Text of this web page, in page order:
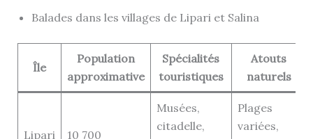
Balades dans les villages de Lipari et Salina
Île
Population
approximative
Spécialités
touristiques
Atouts
naturels
Lipari 10 700
Musées,
citadelle,
Plages
variées,